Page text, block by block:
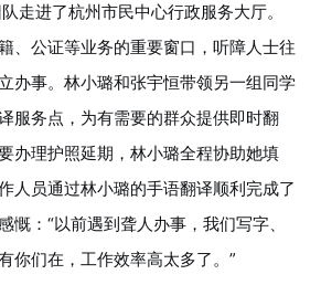
走进了杭州市民中心行政服务大厅。
、公证等业务的重要窗口，听障人士往
办事。林小璐和张宇恒带领另一组同学
服务点，为有需要的群众提供即时翻
办理护照延期，林小璐全程协助她填
人员通过林小璐的手语翻译顺利完成了
慨：“以前遇到聋人办事，我们写字、
你们在，工作效率高太多了。”